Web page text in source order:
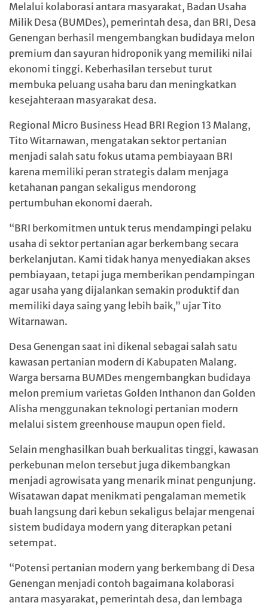
Melalui kolaborasi antara masyarakat, Badan Usaha
Milik Desa (BUMDes), pemerintah desa, dan BRI, Desa
Genengan berhasil mengembangkan budidaya melon
premium dan sayuran hidroponik yang memiliki nilai
ekonomi tinggi. Keberhasilan tersebut turut
membuka peluang usaha baru dan meningkatkan
kesejahteraan masyarakat desa.
Regional Micro Business Head BRI Region 13 Malang,
Tito Witarnawan, mengatakan sektor pertanian
menjadi salah satu fokus utama pembiayaan BRI
karena memiliki peran strategis dalam menjaga
ketahanan pangan sekaligus mendorong
pertumbuhan ekonomi daerah.
“BRI berkomitmen untuk terus mendampingi pelaku
usaha di sektor pertanian agar berkembang secara
berkelanjutan. Kami tidak hanya menyediakan akses
pembiayaan, tetapi juga memberikan pendampingan
agar usaha yang dijalankan semakin produktif dan
memiliki daya saing yang lebih baik,” ujar Tito
Witarnawan.
Desa Genengan saat ini dikenal sebagai salah satu
kawasan pertanian modern di Kabupaten Malang.
Warga bersama BUMDes mengembangkan budidaya
melon premium varietas Golden Inthanon dan Golden
Alisha menggunakan teknologi pertanian modern
melalui sistem greenhouse maupun open field.
Selain menghasilkan buah berkualitas tinggi, kawasan
perkebunan melon tersebut juga dikembangkan
menjadi agrowisata yang menarik minat pengunjung.
Wisatawan dapat menikmati pengalaman memetik
buah langsung dari kebun sekaligus belajar mengenai
sistem budidaya modern yang diterapkan petani
setempat.
“Potensi pertanian modern yang berkembang di Desa
Genengan menjadi contoh bagaimana kolaborasi
antara masyarakat, pemerintah desa, dan lembaga